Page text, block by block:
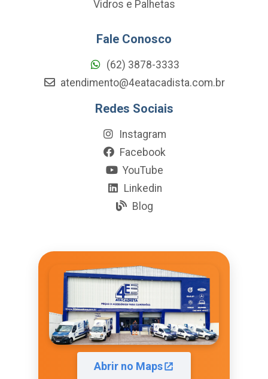
Vidros e Palhetas
Fale Conosco
(62) 3878-3333
atendimento@4eatacadista.com.br
Redes Sociais
Instagram
Facebook
YouTube
Linkedin
Blog
Abrir no Maps